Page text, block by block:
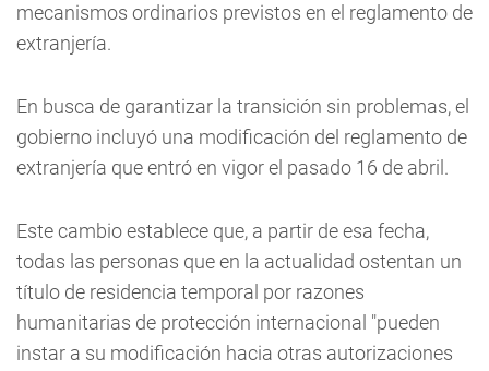
mecanismos ordinarios previstos en el reglamento de
extranjería.
En busca de garantizar la transición sin problemas, el
gobierno incluyó una modificación del reglamento de
extranjería que entró en vigor el pasado 16 de abril.
Este cambio establece que, a partir de esa fecha,
todas las personas que en la actualidad ostentan un
título de residencia temporal por razones
humanitarias de protección internacional "pueden
instar a su modificación hacia otras autorizaciones